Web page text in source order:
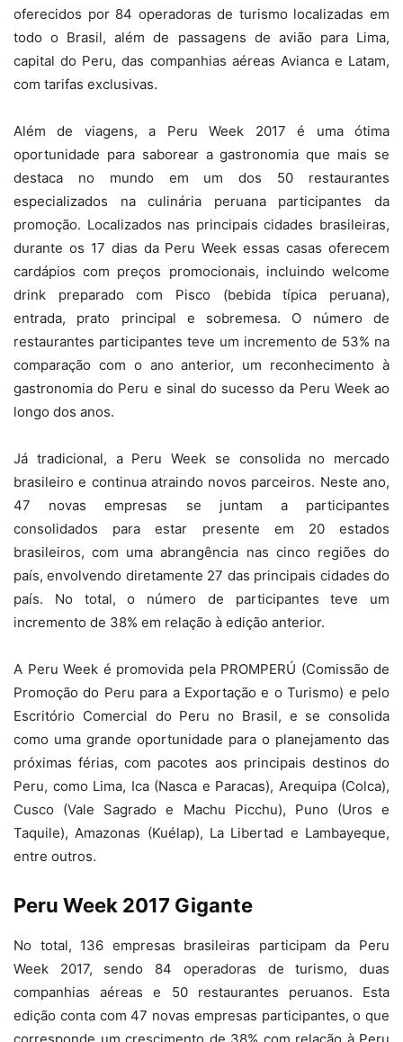
oferecidos por 84 operadoras de turismo localizadas em
todo o Brasil, além de passagens de avião para Lima,
capital do Peru, das companhias aéreas Avianca e Latam,
com tarifas exclusivas.
Além de viagens, a Peru Week 2017 é uma ótima
oportunidade para saborear a gastronomia que mais se
destaca no mundo em um dos 50 restaurantes
especializados na culinária peruana participantes da
promoção. Localizados nas principais cidades brasileiras,
durante os 17 dias da Peru Week essas casas oferecem
cardápios com preços promocionais, incluindo welcome
drink preparado com Pisco (bebida típica peruana),
entrada, prato principal e sobremesa. O número de
restaurantes participantes teve um incremento de 53% na
comparação com o ano anterior, um reconhecimento à
gastronomia do Peru e sinal do sucesso da Peru Week ao
longo dos anos.
Já tradicional, a Peru Week se consolida no mercado
brasileiro e continua atraindo novos parceiros. Neste ano,
47 novas empresas se juntam a participantes
consolidados para estar presente em 20 estados
brasileiros, com uma abrangência nas cinco regiões do
país, envolvendo diretamente 27 das principais cidades do
país. No total, o número de participantes teve um
incremento de 38% em relação à edição anterior.
A Peru Week é promovida pela PROMPERÚ (Comissão de
Promoção do Peru para a Exportação e o Turismo) e pelo
Escritório Comercial do Peru no Brasil, e se consolida
como uma grande oportunidade para o planejamento das
próximas férias, com pacotes aos principais destinos do
Peru, como Lima, Ica (Nasca e Paracas), Arequipa (Colca),
Cusco (Vale Sagrado e Machu Picchu), Puno (Uros e
Taquile), Amazonas (Kuélap), La Libertad e Lambayeque,
entre outros.
Peru Week 2017 Gigante
No total, 136 empresas brasileiras participam da Peru
Week 2017, sendo 84 operadoras de turismo, duas
companhias aéreas e 50 restaurantes peruanos. Esta
edição conta com 47 novas empresas participantes, o que